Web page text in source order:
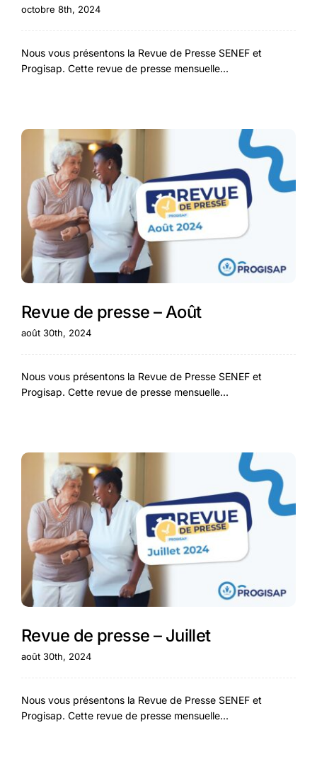
octobre 8th, 2024
Nous vous présentons la Revue de Presse SENEF et
Progisap. Cette revue de presse mensuelle...
Revue de presse – Août
août 30th, 2024
Nous vous présentons la Revue de Presse SENEF et
Progisap. Cette revue de presse mensuelle...
Revue de presse – Juillet
août 30th, 2024
Nous vous présentons la Revue de Presse SENEF et
Progisap. Cette revue de presse mensuelle...